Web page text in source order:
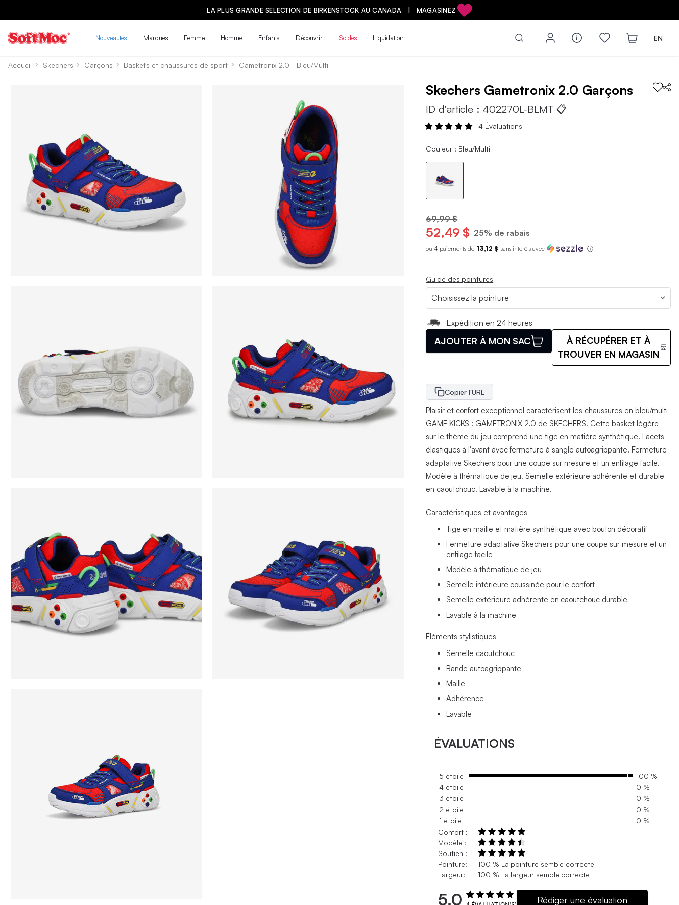
LA PLUS GRANDE SÉLECTION DE BIRKENSTOCK AU CANADA | MAGASINEZ
Nouveautés Marques Femme Homme Enfants Découvrir Soldes Liquidation EN
Accueil Skechers Garçons Baskets et chaussures de sport Gametronix 2.0 - Bleu/Multi
Skechers Gametronix 2.0 Garçons
ID d'article : 402270L-BLMT 📋
4 Évaluations
Couleur : Bleu/Multi
69,99 $
52,49 $ 25% de rabais
ou 4 paiements de 13,12 $ sans intérêts avec ⓘ
Guide des pointures
Expédition en 24 heures
AJOUTER À MON SAC
À RÉCUPÉRER ET À
TROUVER EN MAGASIN
Copier l'URL
Plaisir et confort exceptionnel caractérisent les chaussures en bleu/multi
GAME KICKS : GAMETRONIX 2.0 de SKECHERS. Cette basket légère
sur le thème du jeu comprend une tige en matière synthétique. Lacets
élastiques à l'avant avec fermeture à sangle autoagrippante. Fermeture
adaptative Skechers pour une coupe sur mesure et un enfilage facile.
Modèle à thématique de jeu. Semelle extérieure adhérente et durable
en caoutchouc. Lavable à la machine.
Caractéristiques et avantages
Tige en maille et matière synthétique avec bouton décoratif
Fermeture adaptative Skechers pour une coupe sur mesure et un
enfilage facile
Modèle à thématique de jeu
Semelle intérieure coussinée pour le confort
Semelle extérieure adhérente en caoutchouc durable
Lavable à la machine
Éléments stylistiques
Semelle caoutchouc
Bande autoagrippante
Maille
Adhérence
Lavable
ÉVALUATIONS
5 étoile
100 %
4 étoile
0 %
3 étoile
0 %
2 étoile
0 %
1 étoile
0 %
Confort :
Modèle :
Soutien :
Pointure:
100 % La pointure semble correcte
Largeur:
100 % La largeur semble correcte
5.0 Rédiger une évaluation